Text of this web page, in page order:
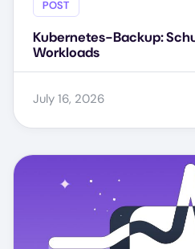
POST
Kubernetes-Backup:
Workloads
July 16, 2026